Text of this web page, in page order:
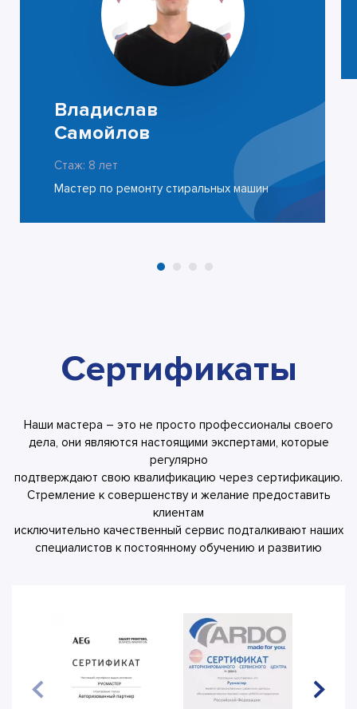
Владислав
Самойлов
Стаж: 8 лет
Мастер по ремонту стиральных машин
Сертификаты
Наши мастера – это не просто профессионалы своего
дела, они являются настоящими экспертами, которые
регулярно
подтверждают свою квалификацию через сертификацию.
Стремление к совершенству и желание предоставить
клиентам
исключительно качественный сервис подталкивают наших
специалистов к постоянному обучению и развитию